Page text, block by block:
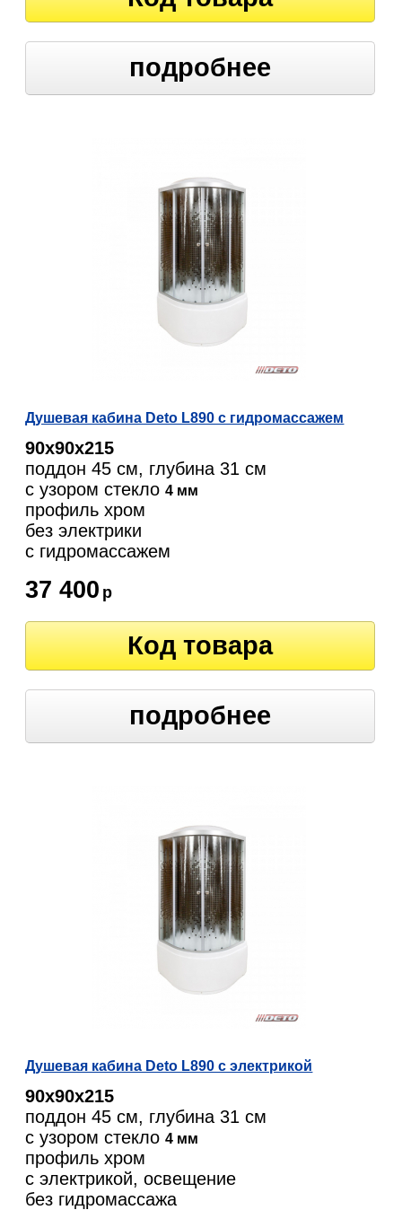
подробнее
Душевая кабина Deto L890 с гидромассажем
90х90х215
поддон 45 см, глубина 31 см
с узором стекло4 мм
профиль хром
без электрики
c гидромассажем
37 400 р
Код товара
подробнее
Душевая кабина Deto L890 с электрикой
90х90х215
поддон 45 см, глубина 31 см
с узором стекло4 мм
профиль хром
с электрикой, освещение
без гидромассажа